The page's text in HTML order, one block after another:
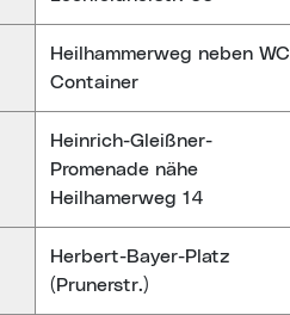
Heilhammerweg neben WC
Container
Heinrich-Gleißner-
Promenade nähe
Heilhamerweg 14
Herbert-Bayer-Platz
(Prunerstr.)